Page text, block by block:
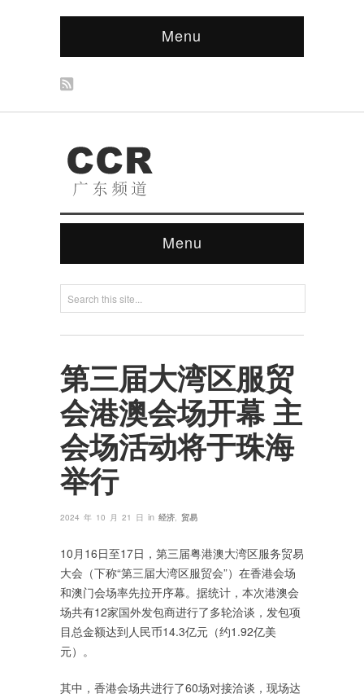
Menu
Menu
第三届大湾区服贸
会港澳会场开幕 主
会场活动将于珠海
举行
2024 年 10 月 21 日 in 经济, 贸易
10月16日至17日，第三届粤港澳大湾区服务贸易
大会（下称“第三届大湾区服贸会”）在香港会场
和澳门会场率先拉开序幕。据统计，本次港澳会
场共有12家国外发包商进行了多轮洽谈，发包项
目总金额达到人民币14.3亿元（约1.92亿美
元）。
其中，香港会场共进行了60场对接洽谈，现场达